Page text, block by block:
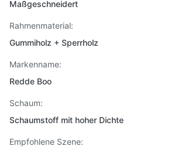
Maßgeschneidert
Rahmenmaterial:
Gummiholz ​​+ Sperrholz
Markenname:
Redde Boo
Schaum:
Schaumstoff mit hoher Dichte
Empfohlene Szene: